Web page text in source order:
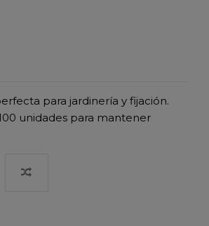
para jardinería y fijación.
unidades para mantener